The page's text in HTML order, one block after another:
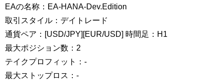
EAの名称：EA-HANA-Dev.Edition
取引スタイル：デイトレード
通貨ペア：[USD/JPY][EUR/USD] 時間足：H1
最大ポジション数：2
テイクプロフィット：-
最大ストップロス：-